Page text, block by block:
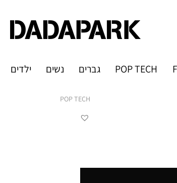
POP TECH גברים נשים ילדים
POP TECH